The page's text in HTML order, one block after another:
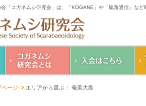
「コガネムシ研究会」は、「KOGANE」や「鰓角通信」な
ご案内
ページ エリアから選ぶ： 奄美大島